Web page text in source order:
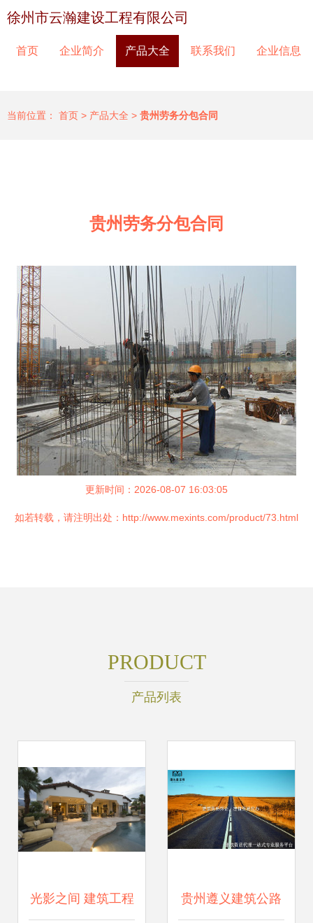
徐州市云瀚建设工程有限公司
首页 企业简介 产品大全 联系我们 企业信息
当前位置： 首页 > 产品大全 > 贵州劳务分包合同
贵州劳务分包合同
更新时间：2026-08-07 16:03:05
如若转载，请注明出处：http://www.mexints.com/product/73.html
PRODUCT
产品列表
光影之间 建筑工程 贵州遵义建筑公路